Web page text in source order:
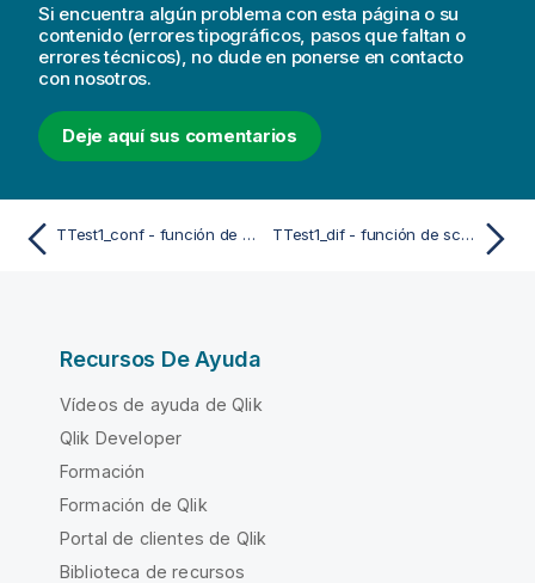
Si encuentra algún problema con esta página o su
contenido (errores tipográficos, pasos que faltan o
errores técnicos), no dude en ponerse en contacto
con nosotros.
Deje aquí sus comentarios
TTest1_conf - función de script y de gráfico TTest1_dif - función de script y de gráfico
Recursos De Ayuda
Vídeos de ayuda de Qlik
Qlik Developer
Formación
Formación de Qlik
Portal de clientes de Qlik
Biblioteca de recursos